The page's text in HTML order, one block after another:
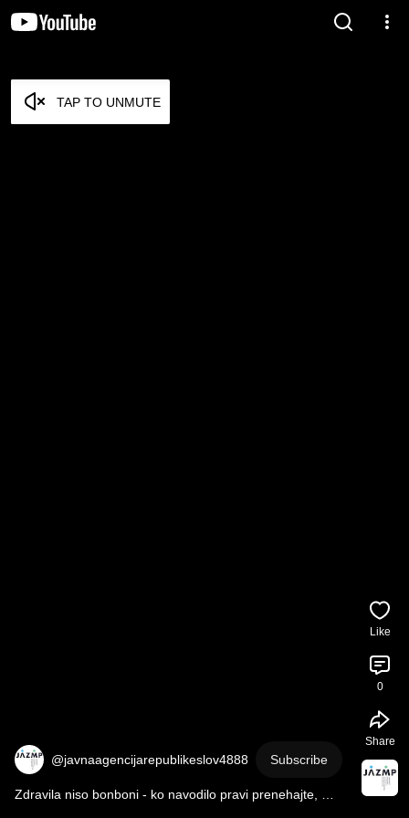
TAP TO UNMUTE
@javnaagencijarepublikeslov4888 Subscribe
Zdravila niso bonboni - ko navodilo pravi prenehajte,
Like
0
Share